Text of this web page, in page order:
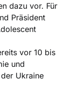
dazu vor. Für
Präsident
vor 10 bis
und
Ukraine